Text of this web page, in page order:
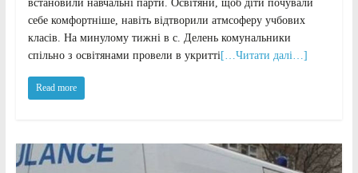
встановили навчальні парти. Освітяни, щоб діти почували
себе комфортніше, навіть відтворили атмсоферу учбових
класів. На минулому тижні в с. Делень комунальники
спільно з освітянами провели в укритті[…Читати далі…]
Read more